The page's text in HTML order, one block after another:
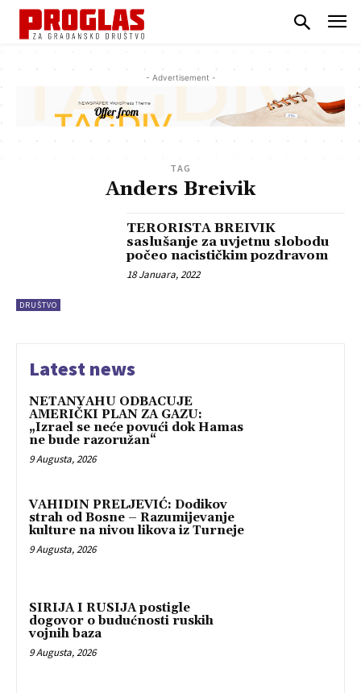
- Advertisement -
TAG
Anders Breivik
DRUŠTVO
TERORISTA BREIVIK
saslušanje za uvjetnu slobodu
počeo nacističkim pozdravom
18 Januara, 2022
Latest news
NETANYAHU ODBACUJE
AMERIČKI PLAN ZA GAZU:
„Izrael se neće povući dok Hamas
ne bude razoružan“
9 Augusta, 2026
VAHIDIN PRELJEVIĆ: Dodikov
strah od Bosne – Razumijevanje
kulture na nivou likova iz Turneje
9 Augusta, 2026
SIRIJA I RUSIJA postigle
dogovor o budućnosti ruskih
vojnih baza
9 Augusta, 2026